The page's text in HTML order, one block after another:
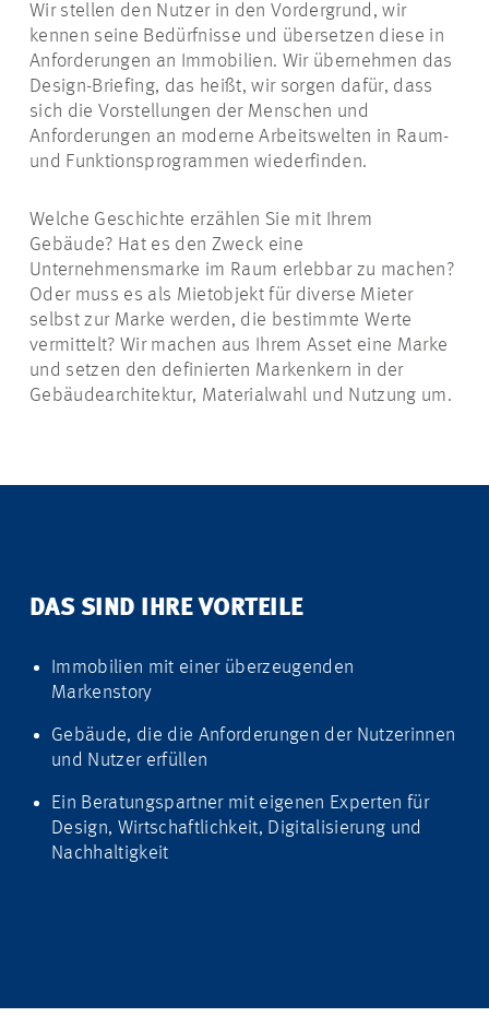
Wir stellen den Nutzer in den Vordergrund, wir
kennen seine Bedürfnisse und übersetzen diese in
Anforderungen an Immobilien. Wir übernehmen das
Design-Briefing, das heißt, wir sorgen dafür, dass
sich die Vorstellungen der Menschen und
Anforderungen an moderne Arbeitswelten in Raum-
und Funktionsprogrammen wiederfinden.
Welche Geschichte erzählen Sie mit Ihrem
Gebäude? Hat es den Zweck eine
Unternehmensmarke im Raum erlebbar zu machen?
Oder muss es als Mietobjekt für diverse Mieter
selbst zur Marke werden, die bestimmte Werte
vermittelt? Wir machen aus Ihrem Asset eine Marke
und setzen den definierten Markenkern in der
Gebäudearchitektur, Materialwahl und Nutzung um.
DAS SIND IHRE VORTEILE
Immobilien mit einer überzeugenden
Markenstory
Gebäude, die die Anforderungen der Nutzerinnen
und Nutzer erfüllen
Ein Beratungspartner mit eigenen Experten für
Design, Wirtschaftlichkeit, Digitalisierung und
Nachhaltigkeit